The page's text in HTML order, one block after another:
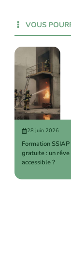
VOUS
28 juin 2026
Formation SSIAP
gratuite : un rêve
accessible ?